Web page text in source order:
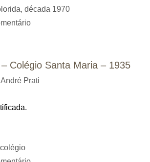
, década 1970
Colégio Santa Maria – 1935
André Prati
colégio